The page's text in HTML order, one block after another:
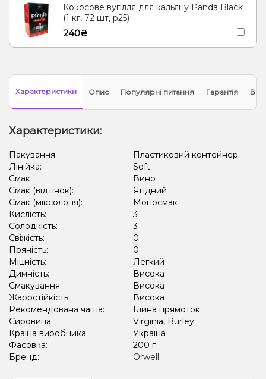
Кокосове вугілля для кальяну Panda Black
(1 кг, 72 шт, р25)
240₴
Характеристики Опис Популярні питання Гарантія
Характеристики:
Пакування:
Пластиковий контейнер
Лінійка:
Soft
Смак:
Вино
Смак (відтінок):
Ягідний
Смак (міксологія):
Моносмак
Кислість:
3
Солодкість:
3
Свіжість:
0
Пряність:
0
Міцність:
Легкий
Димність:
Висока
Смакування:
Висока
Жаростійкість:
Висока
Рекомендована чаша:
Глина прямоток
Сировина:
Virginia, Burley
Країна виробника:
Україна
Фасовка:
200 г
Бренд:
Orwell